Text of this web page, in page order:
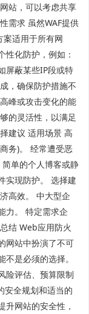
站，可以考虑共享
需求 虽然WAF提供
案适用于所有网
性化防护，例如：
屏蔽某些IP段或特
，确保防护措施不
峰或攻击变化的能
的灵活性，以满足
建议 适用场景 高
务)。 经常遭受恶
单的个人博客或静
实现防护。 选择建
高效。 中大型企
力。 特定需求企
结 Web应用防火
网站中扮演了不可
是必须的选择。
险评估、预算限制
全规划和适当的
升网站的安全性，